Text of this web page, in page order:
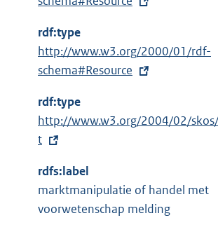
e
r
n
l
i
k
:
rdf:type
E
x
e
r
n
http://www.w3.org/2000/01/rdf-
schema#Resource
rdf:type
E
x
e
r
n
http://www.w3.org/2004/02/
t
rdfs:label
marktmanipulatie of handel met
voorwetenschap melding